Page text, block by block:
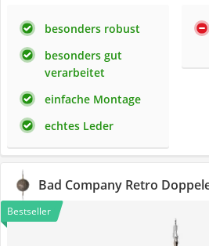
besonders robust
besonders gut
verarbeitet
einfache Montage
echtes Leder
Bad Company Retro
Bestseller